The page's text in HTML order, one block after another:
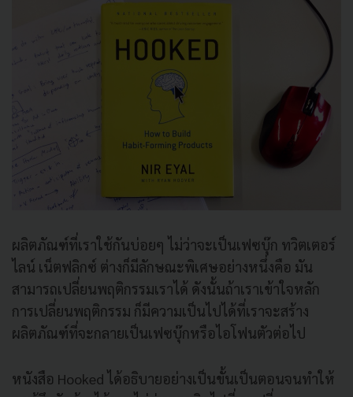
ผลิตภัณฑ์ที่เราใช้กันบ่อยๆ ไม่ว่าจะเป็นเฟซบุ๊ก ทวิตเตอร์
ไลน์ เน็ตฟลิกซ์ ต่างก็มีลักษณะพิเศษอย่างหนึ่งคือ มัน
สามารถเปลี่ยนพฤติกรรมเราได้ ดังนั้นถ้าเราเข้าใจหลัก
การเปลี่ยนพฤติกรรม ก็มีความเป็นไปได้ที่เราจะสร้าง
ผลิตภัณฑ์ที่จะกลายเป็นเฟซบุ๊กหรือไอโฟนตัวต่อไป
หนังสือ Hooked ได้อธิบายอย่างเป็นขั้นเป็นตอนจนทำให้